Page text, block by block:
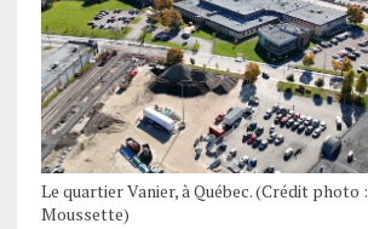
Le quartier Vanier, à Québec. (Crédit photo
Moussette)